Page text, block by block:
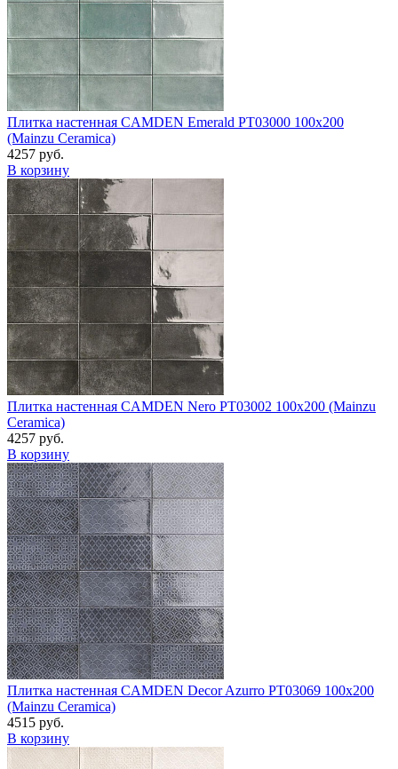
Плитка настенная CAMDEN Emerald PT03000 100x200
(Mainzu Ceramica)
4257 руб.
В корзину
Плитка настенная CAMDEN Nero PT03002 100x200 (Mainzu
Ceramica)
4257 руб.
В корзину
Плитка настенная CAMDEN Decor Azurro PT03069 100x200
(Mainzu Ceramica)
4515 руб.
В корзину